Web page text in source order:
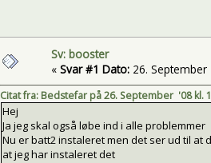
Sv: booster
« Svar #1 Dato:26. September
Citat fra: Bedstefar på 26. September '08 kl.
Hej
Ja jeg skal også løbe ind i alle problemmer
Nu er batt2 instaleret men det ser ud til at
at jeg har instaleret det